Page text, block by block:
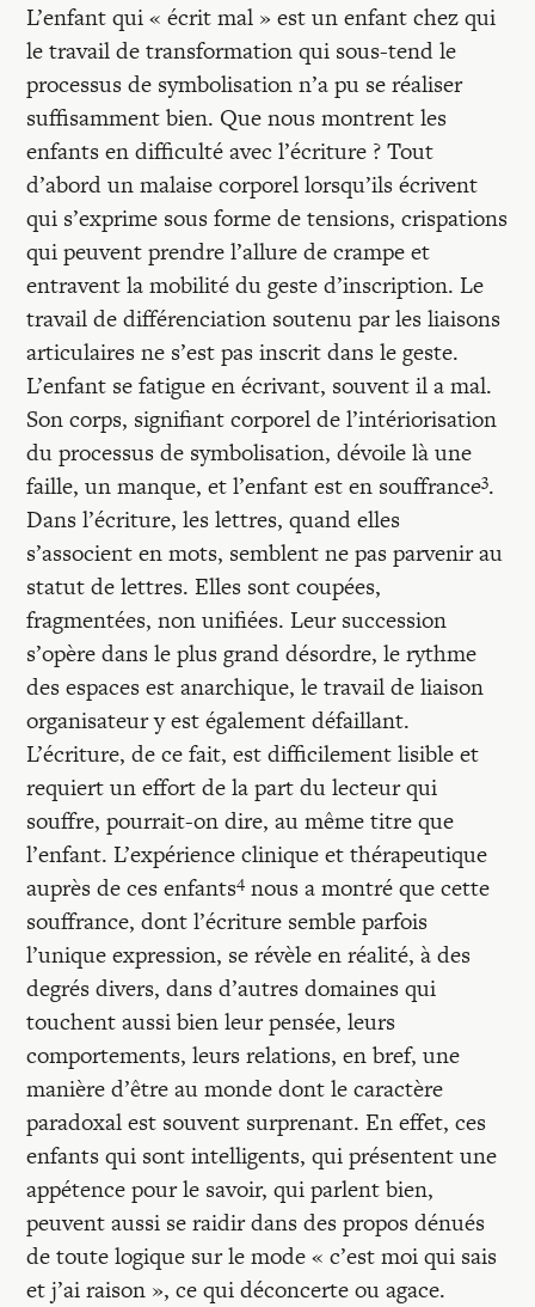
L’enfant qui « écrit mal » est un enfant chez qui
le travail de transformation qui sous-tend le
processus de symbolisation n’a pu se réaliser
suffisamment bien. Que nous montrent les
enfants en difficulté avec l’écriture ? Tout
d’abord un malaise corporel lorsqu’ils écrivent
qui s’exprime sous forme de tensions, crispations
qui peuvent prendre l’allure de crampe et
entravent la mobilité du geste d’inscription. Le
travail de différenciation soutenu par les liaisons
articulaires ne s’est pas inscrit dans le geste.
L’enfant se fatigue en écrivant, souvent il a mal.
Son corps, signifiant corporel de l’intériorisation
du processus de symbolisation, dévoile là une
faille, un manque, et l’enfant est en souffrance3.
Dans l’écriture, les lettres, quand elles
s’associent en mots, semblent ne pas parvenir au
statut de lettres. Elles sont coupées,
fragmentées, non unifiées. Leur succession
s’opère dans le plus grand désordre, le rythme
des espaces est anarchique, le travail de liaison
organisateur y est également défaillant.
L’écriture, de ce fait, est difficilement lisible et
requiert un effort de la part du lecteur qui
souffre, pourrait-on dire, au même titre que
l’enfant. L’expérience clinique et thérapeutique
auprès de ces enfants4 nous a montré que cette
souffrance, dont l’écriture semble parfois
l’unique expression, se révèle en réalité, à des
degrés divers, dans d’autres domaines qui
touchent aussi bien leur pensée, leurs
comportements, leurs relations, en bref, une
manière d’être au monde dont le caractère
paradoxal est souvent surprenant. En effet, ces
enfants qui sont intelligents, qui présentent une
appétence pour le savoir, qui parlent bien,
peuvent aussi se raidir dans des propos dénués
de toute logique sur le mode « c’est moi qui sais
et j’ai raison », ce qui déconcerte ou agace.